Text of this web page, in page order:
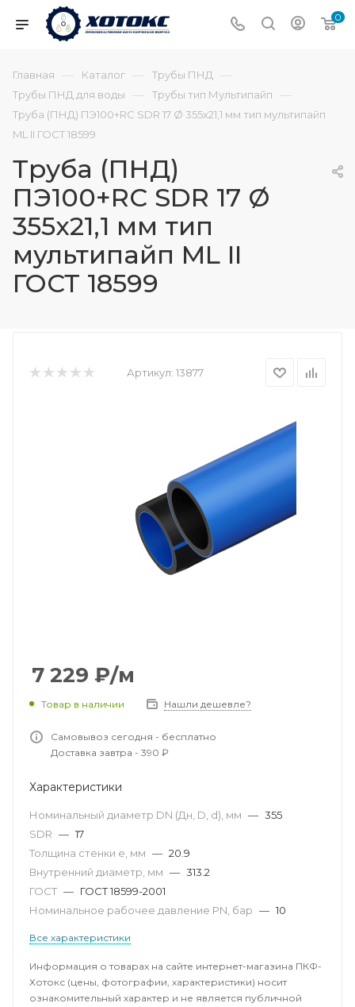
0
Главная — Каталог — Трубы ПНД —
Трубы ПНД для воды — Трубы тип Мультипайп —
Труба (ПНД) ПЭ100+RC SDR 17 Ø 355х21,1 мм тип мультипайп
ML II ГОСТ 18599
Труба (ПНД)
ПЭ100+RC SDR 17 Ø
355х21,1 мм тип
мультипайп ML II
ГОСТ 18599
Артикул: 13877
7 229 ₽/м
Товар в наличии Нашли дешевле?
Самовывоз сегодня - бесплатно
Доставка завтра - 390 ₽
Характеристики
Номинальный диаметр DN (Дн, D, d), мм — 355
SDR — 17
Толщина стенки e, мм — 20.9
Внутренний диаметр, мм — 313.2
ГОСТ — ГОСТ 18599-2001
Номинальное рабочее давление PN, бар — 10
Все характеристики
Информация о товарах на сайте интернет-магазина ПКФ-
Хотокс (цены, фотографии, характеристики) носит
ознакомительный характер и не является публичной